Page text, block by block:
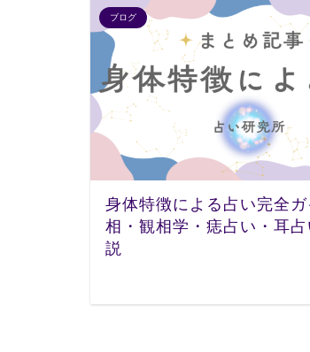
ブログ
身体特徴による占い完全
相・観相学・痣占い・耳
説